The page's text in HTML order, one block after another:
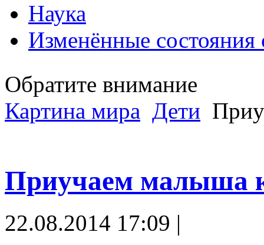
Наука
Изменённые состояния
Обратите внимание
Картина мира Дети
Приучаем малыша
22.08.2014 17:09 |